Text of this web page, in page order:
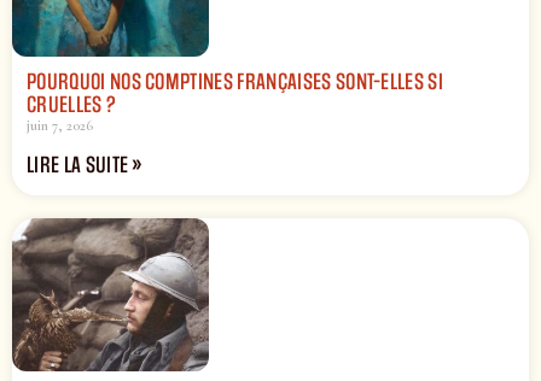
POURQUOI NOS COMPTINES FRANÇAISES SONT-ELLES SI
CRUELLES ?
juin 7, 2026
LIRE LA SUITE »